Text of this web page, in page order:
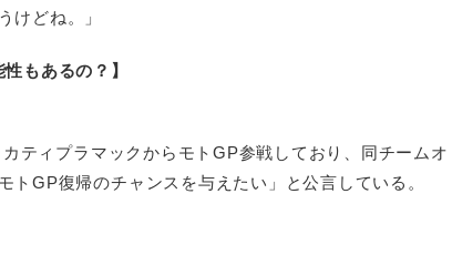
けどね。」
もあるの？】
ティプラマックからモトGP参戦しており、同チームオ
トGP復帰のチャンスを与えたい」と公言している。